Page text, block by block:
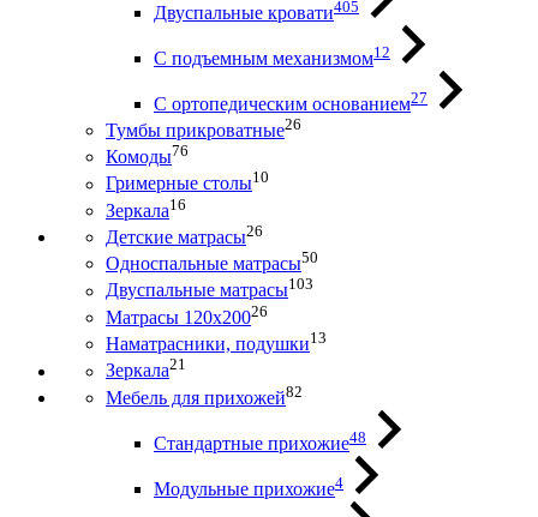
Двуспальные кровати405
С подъемным механизмом12
С ортопедическим основанием27
Тумбы прикроватные26
Комоды76
Гримерные столы10
Зеркала16
Детские матрасы26
Односпальные матрасы50
Двуспальные матрасы103
Матрасы 120х20026
Наматрасники, подушки13
Зеркала21
Мебель для прихожей82
Стандартные прихожие48
Модульные прихожие4